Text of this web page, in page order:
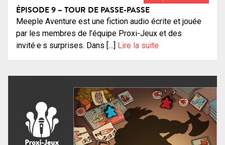
ÉPISODE 9 – TOUR DE PASSE-PASSE
Meeple Aventure est une fiction audio écrite et jouée
par les membres de l’équipe Proxi-Jeux et des
invité·e·s surprises. Dans […] Lire la suite